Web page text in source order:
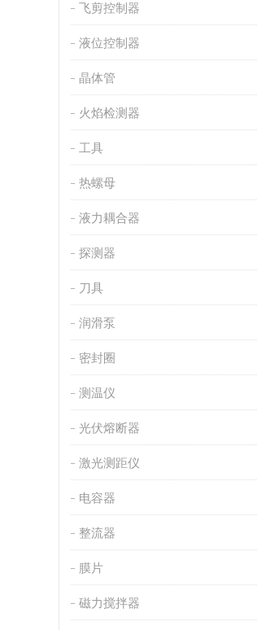
飞剪控制器
液位控制器
晶体管
火焰检测器
工具
热螺母
液力耦合器
探测器
刀具
润滑泵
密封圈
测温仪
光伏熔断器
激光测距仪
电容器
整流器
膜片
磁力搅拌器